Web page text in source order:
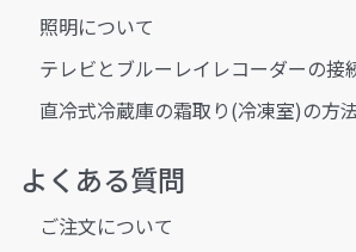
照明について
テレビとブルーレイレコーダーの接
直冷式冷蔵庫の霜取り(冷凍室)の方
よくある質問
ご注文について